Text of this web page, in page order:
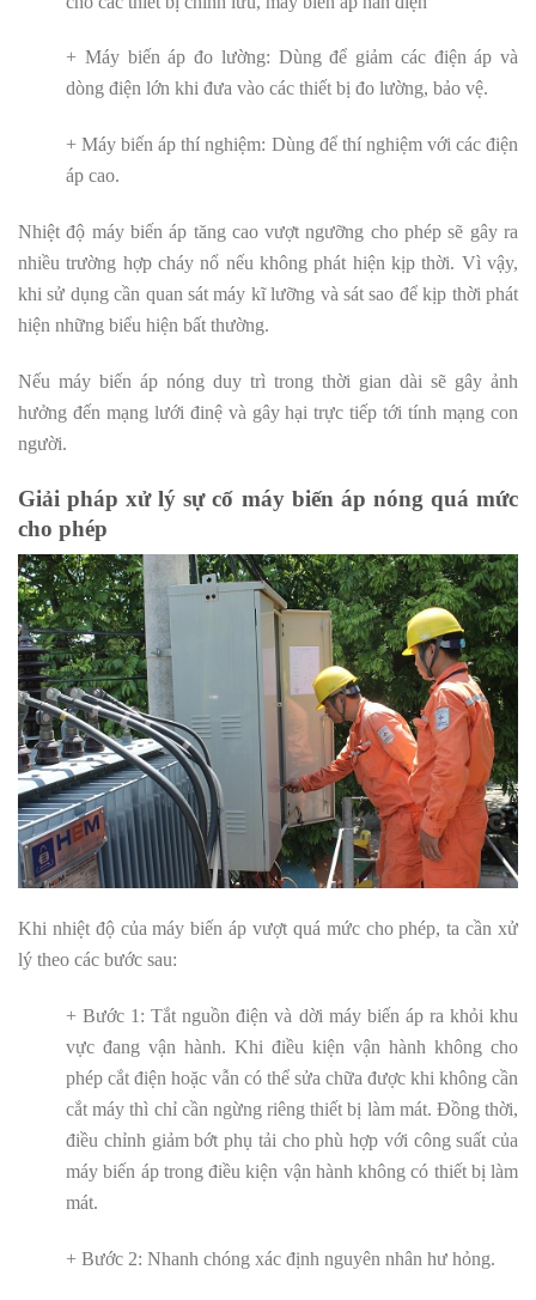
+ Máy biến áp đo lường: Dùng để giảm các điện áp và
dòng điện lớn khi đưa vào các thiết bị đo lường, bảo vệ.
+ Máy biến áp thí nghiệm: Dùng để thí nghiệm với các điện
áp cao.
Nhiệt độ máy biến áp tăng cao vượt ngưỡng cho phép sẽ gây ra
nhiều trường hợp cháy nổ nếu không phát hiện kịp thời. Vì vậy,
khi sử dụng cần quan sát máy kĩ lưỡng và sát sao để kịp thời phát
hiện những biểu hiện bất thường.
Nếu máy biến áp nóng duy trì trong thời gian dài sẽ gây ảnh
hưởng đến mạng lưới đinệ và gây hại trực tiếp tới tính mạng con
người.
Giải pháp xử lý sự cố máy biến áp nóng quá mức
cho phép
Khi nhiệt độ của máy biến áp vượt quá mức cho phép, ta cần xử
lý theo các bước sau:
+ Bước 1: Tắt nguồn điện và dời máy biến áp ra khỏi khu
vực đang vận hành. Khi điều kiện vận hành không cho
phép cắt điện hoặc vẫn có thể sửa chữa được khi không cần
cắt máy thì chỉ cần ngừng riêng thiết bị làm mát. Đồng thời,
điều chỉnh giảm bớt phụ tải cho phù hợp với công suất của
máy biến áp trong điều kiện vận hành không có thiết bị làm
mát.
+ Bước 2: Nhanh chóng xác định nguyên nhân hư hỏng.